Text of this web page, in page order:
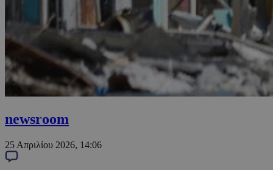
newsroom
25 Απριλίου 2026, 14:06